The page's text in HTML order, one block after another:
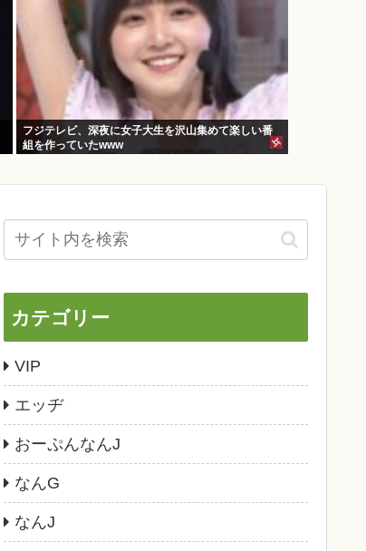
フジテレビ、深夜に女子大生を沢山集めて楽しい番
組を作っていたwww
カテゴリー
VIP
エッヂ
おーぷんなんJ
なんG
なんJ